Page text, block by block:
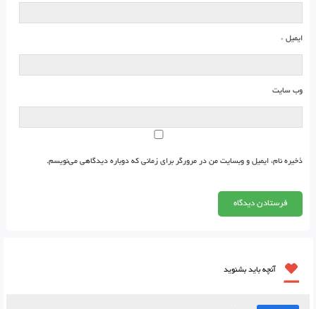
ایمیل *
وب‌ سایت
ذخیره نام، ایمیل و وبسایت من در مرورگر برای زمانی که دوباره دیدگاهی می‌نویسم.
آنچه باید بشنوید